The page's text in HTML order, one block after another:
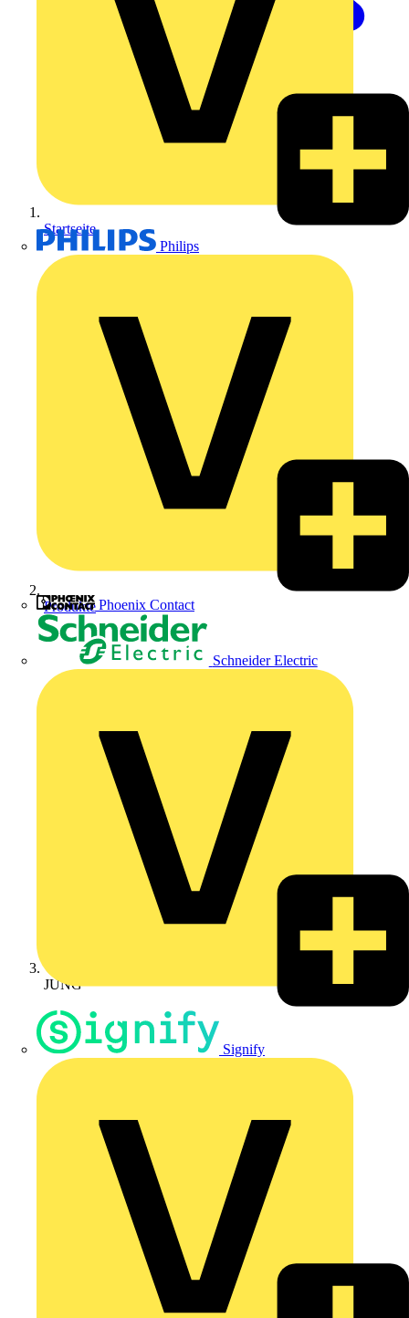
Philips
Phoenix Contact
Schneider Electric
Signify
Startseite
Produkte
JUNG